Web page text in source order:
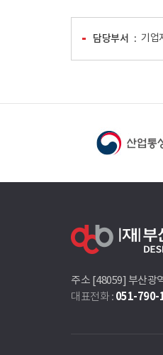
담당부서 기업
주소 [48059] 부산광
대표전화 : 051-790-